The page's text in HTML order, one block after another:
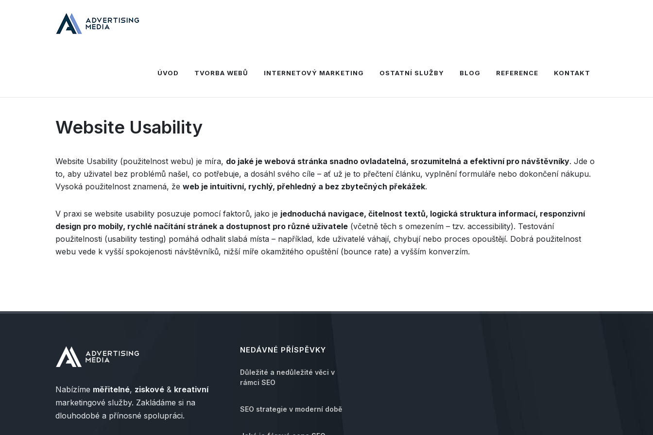
ÚVOD TVORBA WEBŮ INTERNETOVÝ MARKETING OSTATNÍ SLUŽBY BLOG REFERENCE KONTAKT
Website Usability
Website Usability (použitelnost webu) je míra, do jaké je webová stránka snadno ovladatelná, srozumitelná a efektivní pro návštěvníky. Jde o
to, aby uživatel bez problémů našel, co potřebuje, a dosáhl svého cíle – ať už je to přečtení článku, vyplnění formuláře nebo dokončení nákupu.
Vysoká použitelnost znamená, že web je intuitivní, rychlý, přehledný a bez zbytečných překážek.
V praxi se website usability posuzuje pomocí faktorů, jako je jednoduchá navigace, čitelnost textů, logická struktura informací, responzivní
design pro mobily, rychlé načítání stránek a dostupnost pro různé uživatele (včetně těch s omezením – tzv. accessibility). Testování
použitelnosti (usability testing) pomáhá odhalit slabá místa – například, kde uživatelé váhají, chybují nebo proces opouštějí. Dobrá použitelnost
webu vede k vyšší spokojenosti návštěvníků, nižší míře okamžitého opuštění (bounce rate) a vyšším konverzím.
Nabízíme měřitelné, ziskové & kreativní
marketingové služby. Zakládáme si na
dlouhodobé a přínosné spolupráci.
NEDÁVNÉ PŘÍSPĚVKY
Důležité a nedůležité věci v
rámci SEO
SEO strategie v moderní době